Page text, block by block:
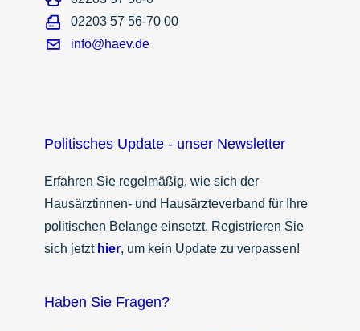
02203 57 56-70 00
info@haev.de
Politisches Update - unser Newsletter
Erfahren Sie regelmäßig, wie sich der
Hausärztinnen- und Hausärzteverband für Ihre
politischen Belange einsetzt. Registrieren Sie
sich jetzt hier, um kein Update zu verpassen!
Haben Sie Fragen?